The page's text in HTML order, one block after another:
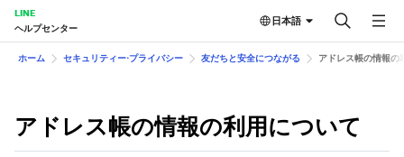
LINE
ヘルプセンター
日本語
ホーム セキュリティー⋅プライバシー 友だちと安全につながる アドレス帳の情報の
アドレス帳の情報の利用について